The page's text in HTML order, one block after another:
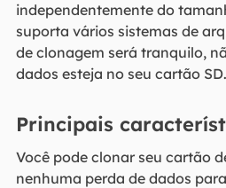
independentemente do
suporta vários sistemas de
de clonagem será tranquilo,
dados esteja no seu cartão SD.
Principais
Você pode clonar seu cartão
nenhuma perda de dados